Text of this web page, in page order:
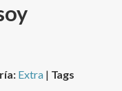
Extra| Tags